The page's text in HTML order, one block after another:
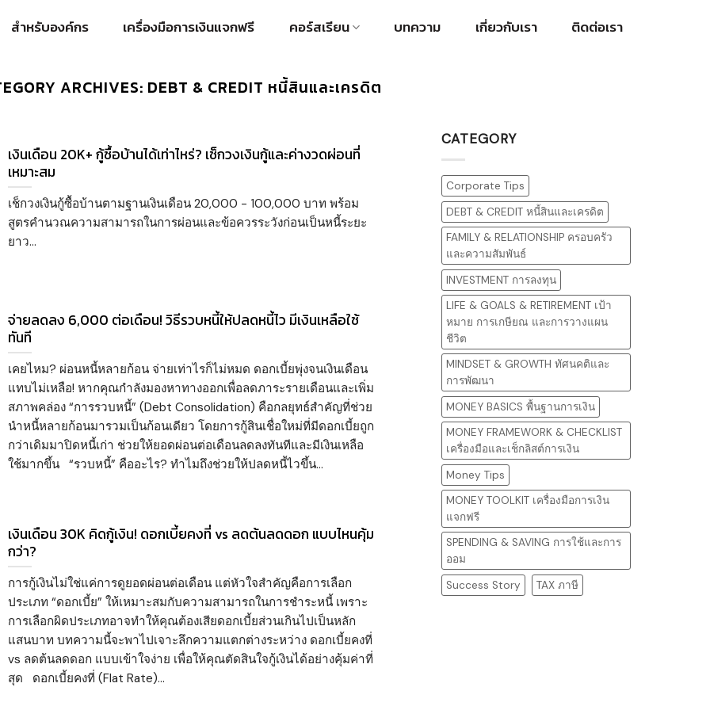
สำหรับองค์กร เครื่องมือการเงินแจกฟรี คอร์สเรียน บทความ เกี่ยวกับเรา ติดต่อเรา
ARCHIVES: DEBT & CREDIT หนี้สินและเครดิต
เงินเดือน 20K+ กู้ซื้อบ้านได้เท่าไหร่? เช็กวงเงินกู้และค่างวดผ่อนที่
เหมาะสม
เช็กวงเงินกู้ซื้อบ้านตามฐานเงินเดือน 20,000 - 100,000 บาท พร้อม
สูตรคำนวณความสามารถในการผ่อนและข้อควรระวังก่อนเป็นหนี้ระยะ
ยาว...
จ่ายลดลง 6,000 ต่อเดือน! วิธีรวบหนี้ให้ปลดหนี้ไว มีเงินเหลือใช้
ทันที
เคยไหม? ผ่อนหนี้หลายก้อน จ่ายเท่าไรก็ไม่หมด ดอกเบี้ยพุ่งจนเงินเดือน
แทบไม่เหลือ! หากคุณกำลังมองหาทางออกเพื่อลดภาระรายเดือนและเพิ่ม
สภาพคล่อง “การรวบหนี้” (Debt Consolidation) คือกลยุทธ์สำคัญที่ช่วย
นำหนี้หลายก้อนมารวมเป็นก้อนเดียว โดยการกู้สินเชื่อใหม่ที่มีดอกเบี้ยถูก
กว่าเดิมมาปิดหนี้เก่า ช่วยให้ยอดผ่อนต่อเดือนลดลงทันทีและมีเงินเหลือ
ใช้มากขึ้น “รวบหนี้” คืออะไร? ทำไมถึงช่วยให้ปลดหนี้ไวขึ้น...
เงินเดือน 30K คิดกู้เงิน! ดอกเบี้ยคงที่ vs ลดต้นลดดอก แบบไหนคุ้ม
กว่า?
การกู้เงินไม่ใช่แค่การดูยอดผ่อนต่อเดือน แต่หัวใจสำคัญคือการเลือก
ประเภท “ดอกเบี้ย” ให้เหมาะสมกับความสามารถในการชำระหนี้ เพราะ
การเลือกผิดประเภทอาจทำให้คุณต้องเสียดอกเบี้ยส่วนเกินไปเป็นหลัก
แสนบาท บทความนี้จะพาไปเจาะลึกความแตกต่างระหว่าง ดอกเบี้ยคงที่
vs ลดต้นลดดอก แบบเข้าใจง่าย เพื่อให้คุณตัดสินใจกู้เงินได้อย่างคุ้มค่าที่
สุด ดอกเบี้ยคงที่ (Flat Rate)...
CATEGORY
Corporate Tips
DEBT & CREDIT หนี้สินและเครดิต
FAMILY & RELATIONSHIP ครอบครัว
และความสัมพันธ์
INVESTMENT การลงทุน
LIFE & GOALS & RETIREMENT เป้า
หมาย การเกษียณ และการวางแผน
ชีวิต
MINDSET & GROWTH ทัศนคติและ
การพัฒนา
MONEY BASICS พื้นฐานการเงิน
MONEY FRAMEWORK & CHECKLIST
เครื่องมือและเช็กลิสต์การเงิน
Money Tips
MONEY TOOLKIT เครื่องมือการเงิน
แจกฟรี
SPENDING & SAVING การใช้และการ
ออม
Success Story
TAX ภาษี